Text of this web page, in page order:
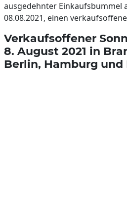
ausgedehnter Einkaufsbummel
08.08.2021, einen
Verkaufsoffener
8. August 2021 in
Berlin, Hamburg und